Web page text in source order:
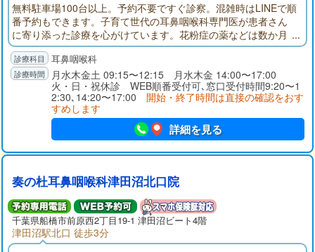
無料駐車場100台以上。予約不要ですぐ診察。混雑時はLINEで順
番予約もできます。子育て世代の耳鼻咽喉科専門医が患者さん
に寄り添った診療を心がけています。花粉症の薬などは数か月
の長期処方も可能です。
耳鼻咽喉科
月水木金土 09:15〜12:15 月水木金 14:00〜17:00
火・日・祝休診 WEB順番受付可､窓口受付時間9:20〜1
2:30､14:20〜17:00 開始・終了時間は直接の確認をおす
すめします
詳細を見る
奏の杜耳鼻咽喉科津田沼北口院
千葉県船橋市前原西2丁目19-1 津田沼ビート4階
津田沼駅北口 徒歩3分